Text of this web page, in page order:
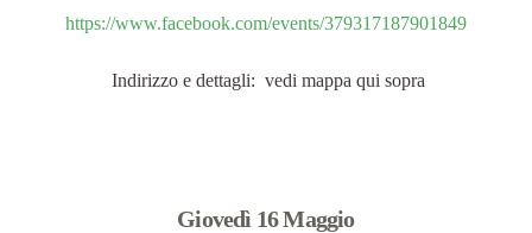
https://www.facebook.com/events/379317187901849
Indirizzo e dettagli: vedi mappa qui sopra
Giovedì 16 Maggio